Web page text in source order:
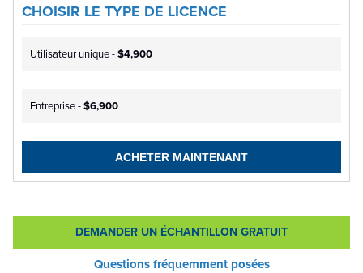
CHOISIR LE TYPE DE LICENCE
Utilisateur unique -$4,900
Entreprise -$6,900
ACHETER MAINTENANT
DEMANDER UN ÉCHANTILLON GRATUIT
Questions fréquemment posées